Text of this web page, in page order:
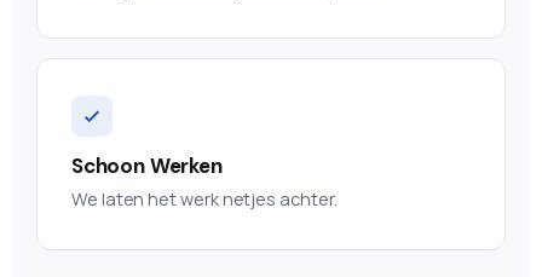
Schoon Werken
We laten het werk netjes achter.